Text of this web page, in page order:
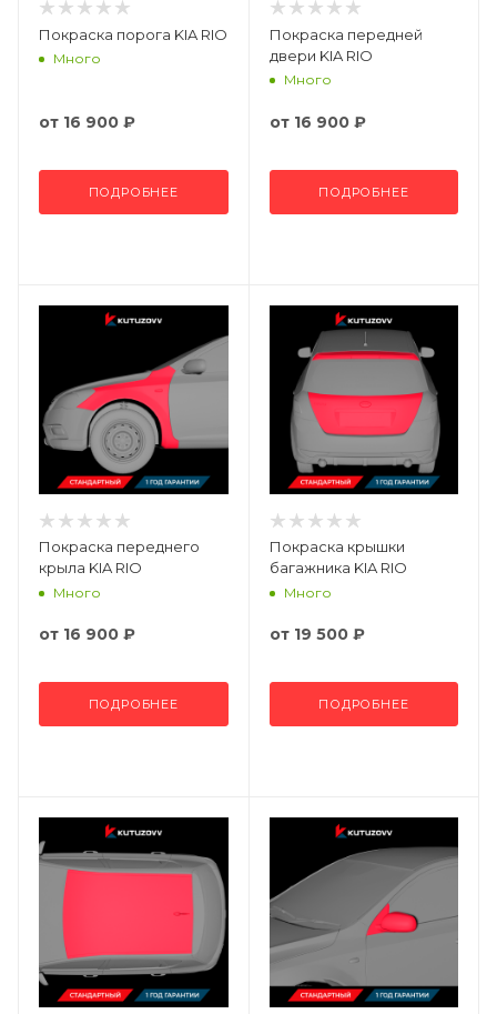
Покраска порога KIA RIO
Много
от 16 900 ₽
ПОДРОБНЕЕ
Покраска передней
двери KIA RIO
Много
от 16 900 ₽
ПОДРОБНЕЕ
Покраска переднего
крыла KIA RIO
Много
от 16 900 ₽
ПОДРОБНЕЕ
Покраска крышки
багажника KIA RIO
Много
от 19 500 ₽
ПОДРОБНЕЕ